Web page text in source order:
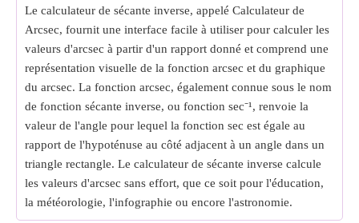
Le calculateur de sécante inverse, appelé Calculateur de
Arcsec, fournit une interface facile à utiliser pour calculer les
valeurs d'arcsec à partir d'un rapport donné et comprend une
représentation visuelle de la fonction arcsec et du graphique
du arcsec. La fonction arcsec, également connue sous le nom
de fonction sécante inverse, ou fonction sec⁻¹, renvoie la
valeur de l'angle pour lequel la fonction sec est égale au
rapport de l'hypoténuse au côté adjacent à un angle dans un
triangle rectangle. Le calculateur de sécante inverse calcule
les valeurs d'arcsec sans effort, que ce soit pour l'éducation,
la météorologie, l'infographie ou encore l'astronomie.